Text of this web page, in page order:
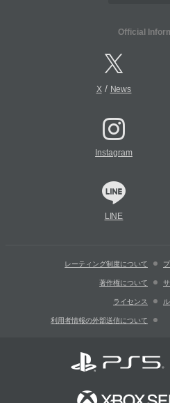
Official
X/ News
Instagram
LINE
レーティング制度について
著作権について
ライセンス
利用者情報の外部送信について